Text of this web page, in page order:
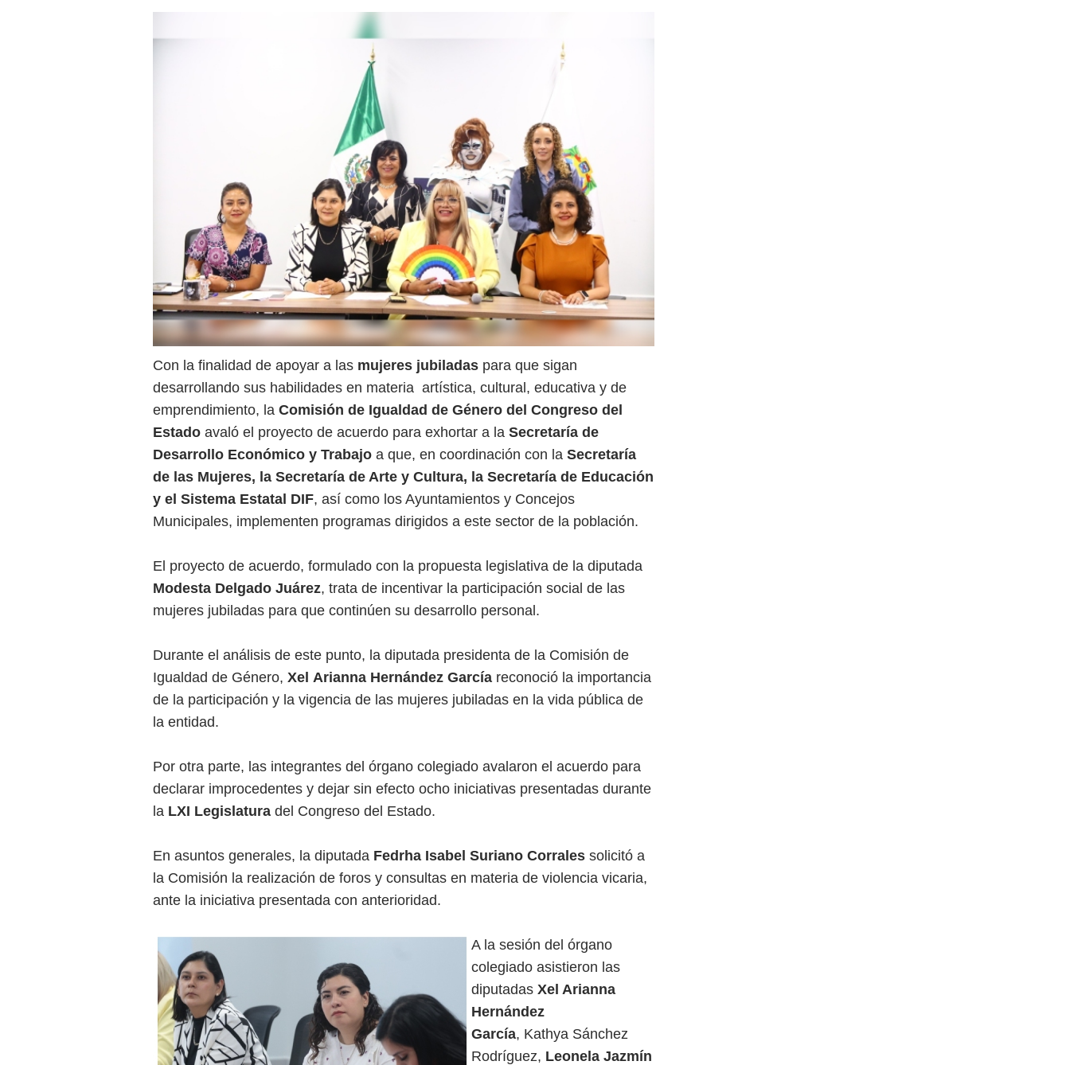
Con la finalidad de apoyar a las mujeres jubiladas para que sigan
desarrollando sus habilidades en materia artística, cultural, educativa y de
emprendimiento, la Comisión de Igualdad de Género del Congreso del
Estado avaló el proyecto de acuerdo para exhortar a la Secretaría de
Desarrollo Económico y Trabajo a que, en coordinación con la Secretaría
de las Mujeres, la Secretaría de Arte y Cultura, la Secretaría de Educación
y el Sistema Estatal DIF, así como los Ayuntamientos y Concejos
Municipales, implementen programas dirigidos a este sector de la población.
El proyecto de acuerdo, formulado con la propuesta legislativa de la diputada
Modesta Delgado Juárez, trata de incentivar la participación social de las
mujeres jubiladas para que continúen su desarrollo personal.
Durante el análisis de este punto, la diputada presidenta de la Comisión de
Igualdad de Género, Xel Arianna Hernández García reconoció la importancia
de la participación y la vigencia de las mujeres jubiladas en la vida pública de
la entidad.
Por otra parte, las integrantes del órgano colegiado avalaron el acuerdo para
declarar improcedentes y dejar sin efecto ocho iniciativas presentadas durante
la LXI Legislatura del Congreso del Estado.
En asuntos generales, la diputada Fedrha Isabel Suriano Corrales solicitó a
la Comisión la realización de foros y consultas en materia de violencia vicaria,
ante la iniciativa presentada con anterioridad.
A la sesión del órgano
colegiado asistieron las
diputadas Xel Arianna
Hernández
García, Kathya Sánchez
Rodríguez, Leonela Jazmín